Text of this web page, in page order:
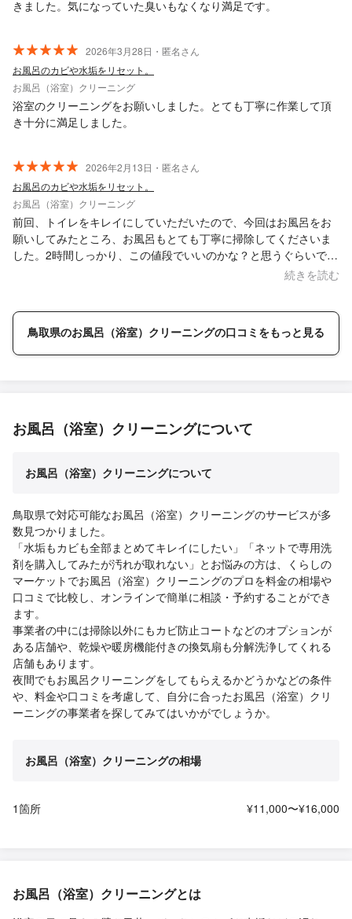
きました。気になっていた臭いもなくなり満足です。
2026年3月28日・匿名さん
お風呂のカビや水垢をリセット。
お風呂（浴室）クリーニング
浴室のクリーニングをお願いしました。とても丁寧に作業して頂
き十分に満足しました。
2026年2月13日・匿名さん
お風呂のカビや水垢をリセット。
お風呂（浴室）クリーニング
前回、トイレをキレイにしていただいたので、今回はお風呂をお
願いしてみたところ、お風呂もとても丁寧に掃除してくださいま
した。2時間しっかり、この値段でいいのかな？と思うぐらいで
続きを読む
鳥取県のお風呂（浴室）クリーニングの口コミをもっと見る
お風呂（浴室）クリーニングについて
お風呂（浴室）クリーニングについて
鳥取県で対応可能なお風呂（浴室）クリーニングのサービスが多
数見つかりました。
「水垢もカビも全部まとめてキレイにしたい」「ネットで専用洗
剤を購入してみたが汚れが取れない」とお悩みの方は、くらしの
マーケットでお風呂（浴室）クリーニングのプロを料金の相場や
口コミで比較し、オンラインで簡単に相談・予約することができ
ます。
事業者の中には掃除以外にもカビ防止コートなどのオプションが
ある店舗や、乾燥や暖房機能付きの換気扇も分解洗浄してくれる
店舗もあります。
夜間でもお風呂クリーニングをしてもらえるかどうかなどの条件
や、料金や口コミを考慮して、自分に合ったお風呂（浴室）クリ
ーニングの事業者を探してみてはいかがでしょうか。
お風呂（浴室）クリーニングの相場
1箇所 ¥11,000〜¥16,000
お風呂（浴室）クリーニングとは